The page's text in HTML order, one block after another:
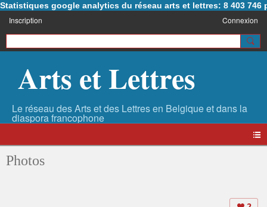
Statistiques google analytics du réseau arts et lettres: 8 403 746
Inscription Connexion
Arts et Lettres
Photos